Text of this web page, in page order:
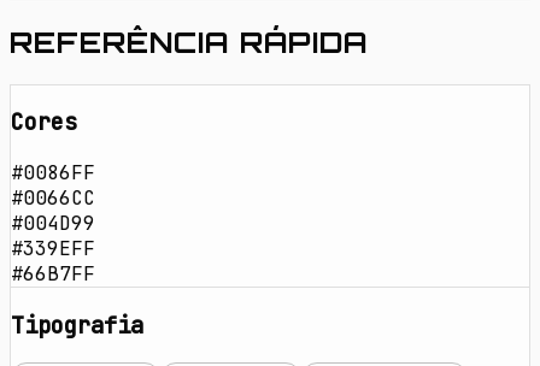
REFERÊNCIA RÁPIDA
Cores
#0086FF
#0066CC
#004D99
#339EFF
#66B7FF
Tipografia